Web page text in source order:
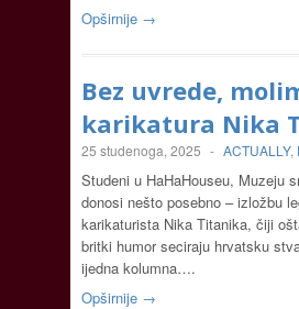
Opširnije →
Bez uvrede,
karikatura Nika
25 studenoga, 2025 - ACTUALLY,
Studeni u HaHaHouseu, Muzeju
donosi nešto posebno – izložbu
karikaturista Nika Titanika, čiji
britki humor seciraju hrvatsku
ijedna kolumna….
Opširnije →